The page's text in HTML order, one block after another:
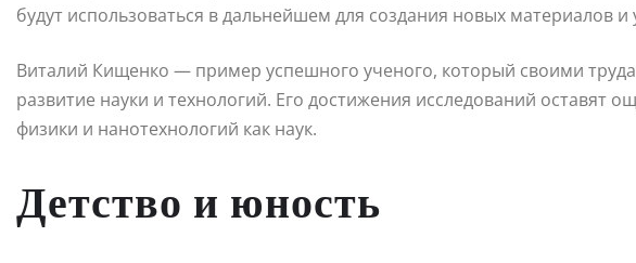
будут использоваться в дальнейшем для создания новых материалов и
Виталий Кищенко — пример успешного ученого, который своими
развитие науки и технологий. Его достижения исследований оставят
физики и нанотехнологий как наук.
Детство и юность